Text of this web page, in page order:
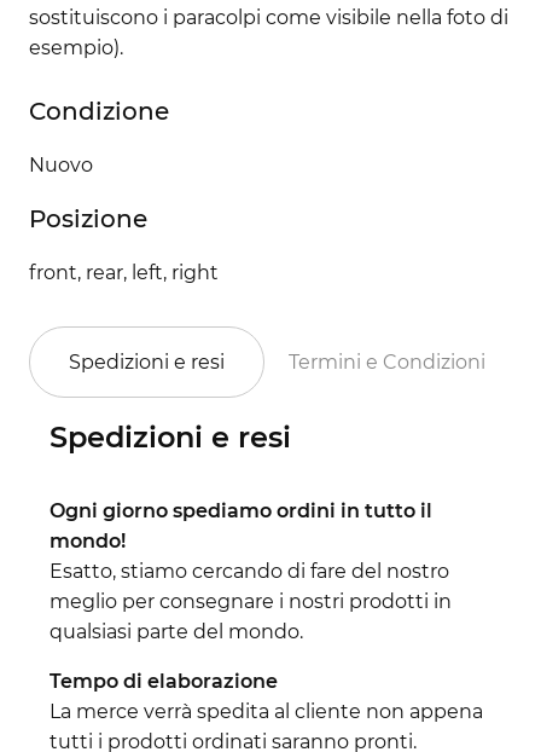
sostituiscono i paracolpi come visibile nella foto di
esempio).
Condizione
Nuovo
Posizione
front, rear, left, right
Spedizioni e resi Termini e Condizioni
Spedizioni e resi
Ogni giorno spediamo ordini in tutto il
mondo!
Esatto, stiamo cercando di fare del nostro
meglio per consegnare i nostri prodotti in
qualsiasi parte del mondo.
Tempo di elaborazione
La merce verrà spedita al cliente non appena
tutti i prodotti ordinati saranno pronti.